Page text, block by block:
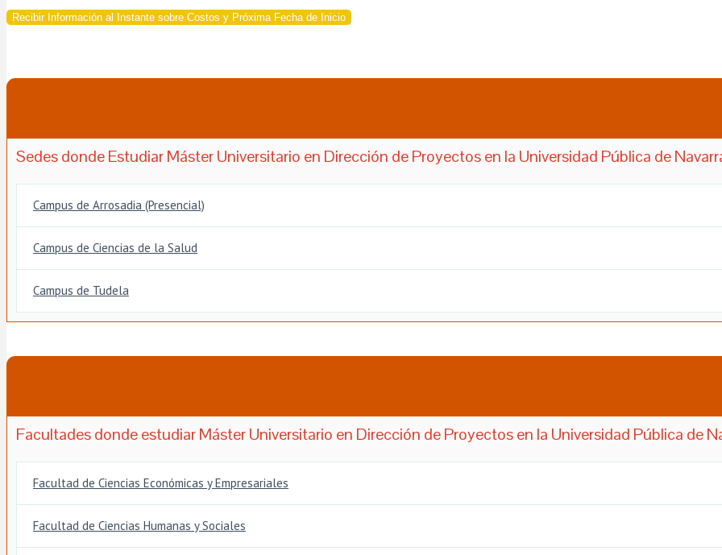
Recibir Información al Instante sobre Costos y Próxima Fecha de Inicio
Sedes donde Estudiar Máster Universitario en Dirección de Proyectos en la Universidad Pública de
Campus de Arrosadia (Presencial)
Campus de Ciencias de la Salud
Campus de Tudela
Facultades donde estudiar Máster Universitario en Dirección de Proyectos en la Universidad Pública de
Facultad de Ciencias Económicas y Empresariales
Facultad de Ciencias Humanas y Sociales